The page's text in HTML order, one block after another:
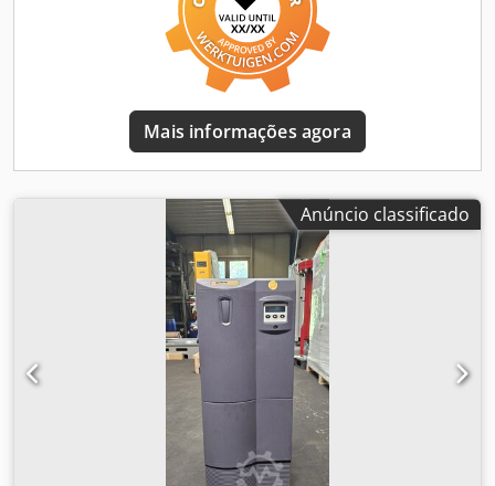
Mais informações agora
Anúncio classificado